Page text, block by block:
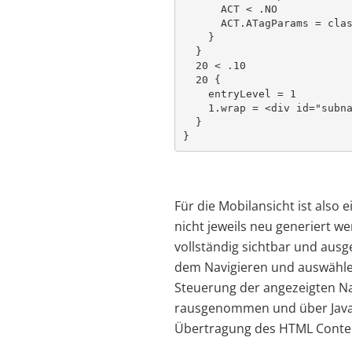
ACT < .NO
ACT.ATagParams =
}
}
20 < .10
20 {
entryLevel = 1
1.wrap = <div
}
}
Für die Mobilansicht ist also
nicht jeweils neu generiert
vollständig sichtbar und
dem Navigieren und
Steuerung der angezeigten
rausgenommen und über
Übertragung des HTML